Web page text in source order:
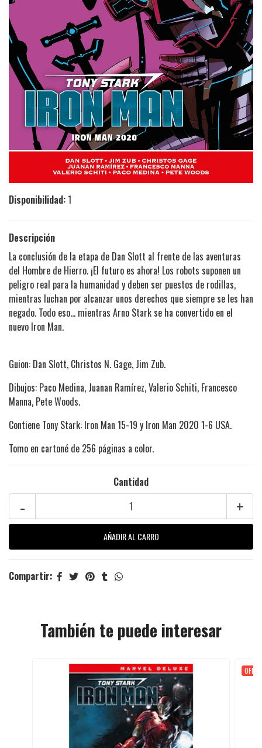
Disponibilidad:1
Descripción
La conclusión de la etapa de Dan Slott al frente de las aventuras
del Hombre de Hierro. ¡El futuro es ahora! Los robots suponen un
peligro real para la humanidad y deben ser puestos de rodillas,
mientras luchan por alcanzar unos derechos que siempre se les han
negado. Todo eso... mientras Arno Stark se ha convertido en el
nuevo Iron Man.
Guion: Dan Slott, Christos N. Gage, Jim Zub.
Dibujos: Paco Medina, Juanan Ramírez, Valerio Schiti, Francesco
Manna, Pete Woods.
Contiene Tony Stark: Iron Man 15-19 y Iron Man 2020 1-6 USA.
Tomo en cartoné de 256 páginas a color.
Cantidad
+
-
Compartir:
También te puede interesar